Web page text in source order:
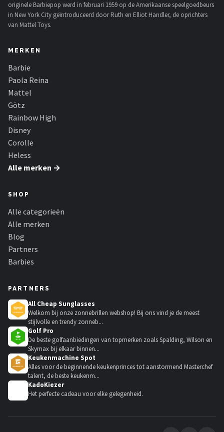
originele Barbiepop werd in februari 1959 op de Amerikaanse speelgoedbeurs
in New York City geïntroduceerd door Ruth en Elliot Handler, de oprichters
van Mattel Toys.
MERKEN
Barbie
Paola Reina
Mattel
Götz
Rainbow High
Disney
Corolle
Heless
Alle merken →
SHOP
Alle categorieën
Alle merken
Blog
Partners
Barbies
PARTNERS
All Cheap Sunglasses
Welkom bij onze zonnebrillen webshop! Bij ons vind je de meest
stijlvolle en trendy zonneb...
Golf Pro
De beste golfaanbiedingen van topmerken zoals Spalding, Wilson en
Skymax bij elkaar binnen...
Keukenmachine Spot
Alles voor de beginnende keukenprinces tot aanstormend Masterchef
talent, de beste keukenm...
KadoKiezer
Het perfecte cadeau voor elke gelegenheid.